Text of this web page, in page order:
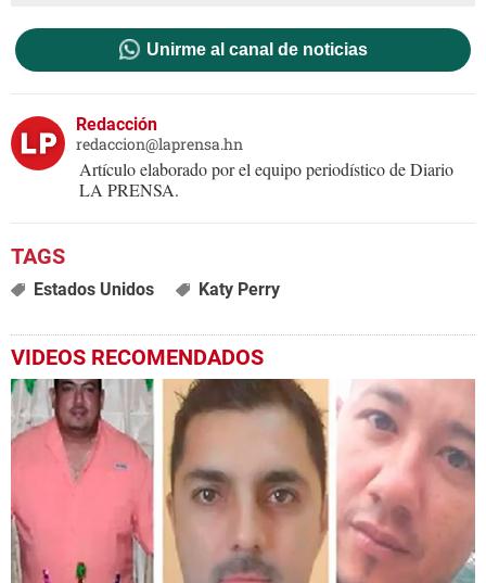
Unirme al canal de noticias
Redacción
redaccion@laprensa.hn
Artículo elaborado por el equipo periodístico de Diario
LA PRENSA.
Estados Unidos Katy Perry
VIDEOS RECOMENDADOS